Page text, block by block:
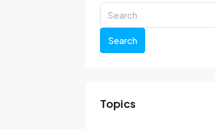
Search
Topics